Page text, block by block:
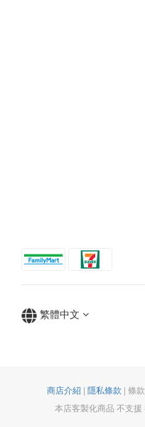
繁體中文
商店介紹 | 隱私條款 | 條
本店客製化商品 不支